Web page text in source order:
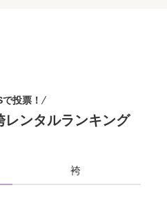
投票！
レンタルランキング
袴